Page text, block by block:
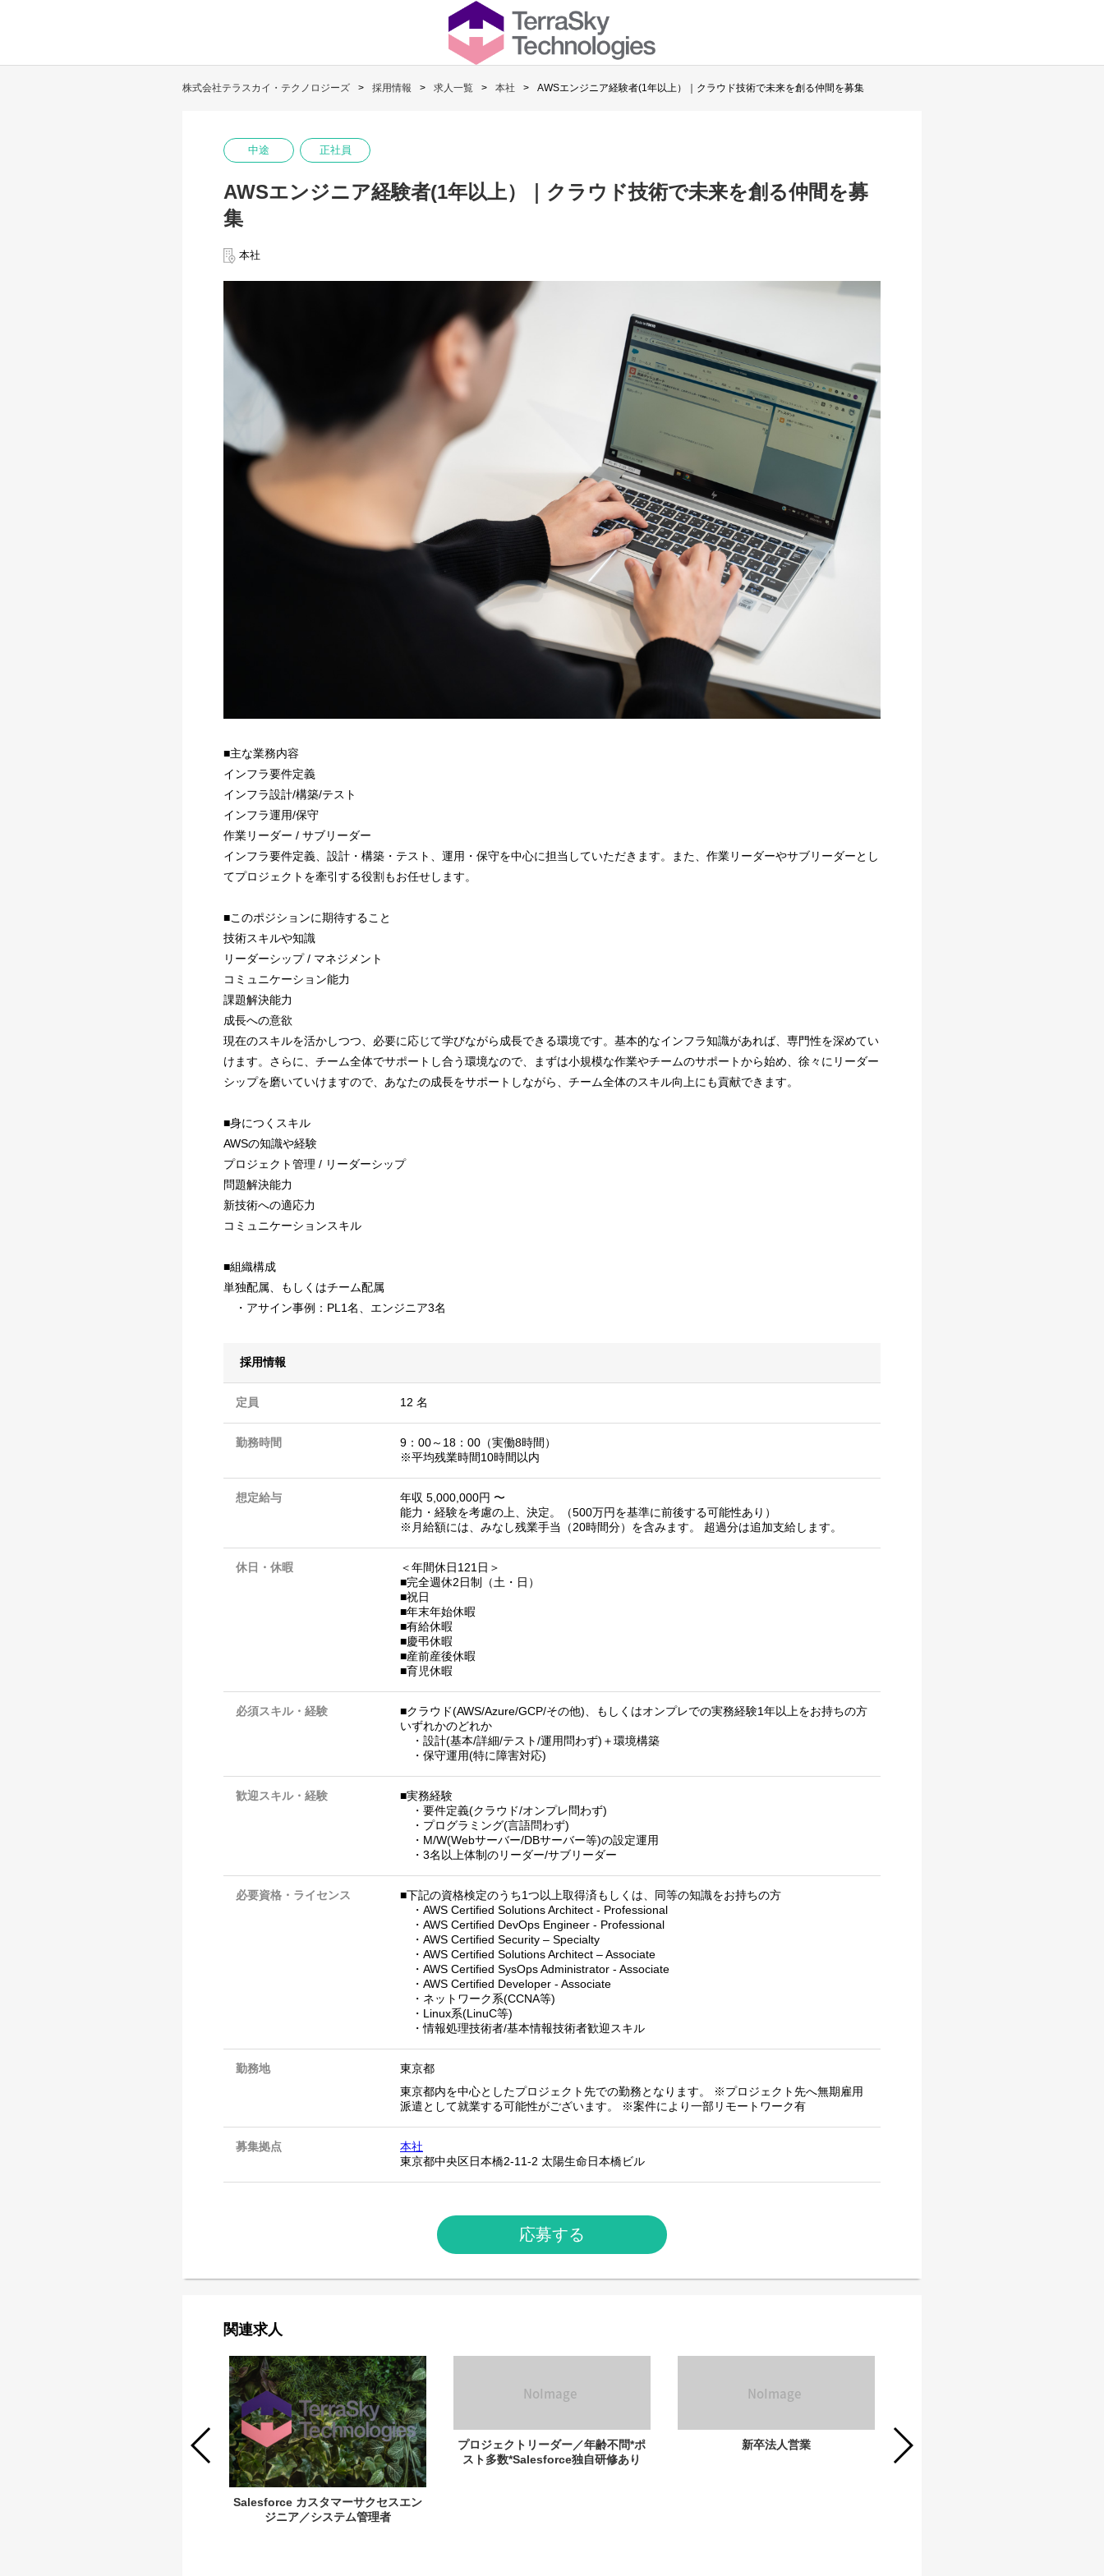
株式会社テラスカイ・テクノロジーズ 採用情報 求人一覧 本社 AWSエンジニア経験者(1年以上）｜クラウド技術で未来を創る仲間を募集
中途 正社員
AWSエンジニア経験者(1年以上）｜クラウド技術で未来を創る仲間を募
集
本社
■主な業務内容
インフラ要件定義
インフラ設計/構築/テスト
インフラ運用/保守
作業リーダー / サブリーダー
インフラ要件定義、設計・構築・テスト、運用・保守を中心に担当していただきます。また、作業リーダーやサブリーダーとし
てプロジェクトを牽引する役割もお任せします。
■このポジションに期待すること
技術スキルや知識
リーダーシップ / マネジメント
コミュニケーション能力
課題解決能力
成長への意欲
現在のスキルを活かしつつ、必要に応じて学びながら成長できる環境です。基本的なインフラ知識があれば、専門性を深めてい
けます。さらに、チーム全体でサポートし合う環境なので、まずは小規模な作業やチームのサポートから始め、徐々にリーダー
シップを磨いていけますので、あなたの成長をサポートしながら、チーム全体のスキル向上にも貢献できます。
■身につくスキル
AWSの知識や経験
プロジェクト管理 / リーダーシップ
問題解決能力
新技術への適応力
コミュニケーションスキル
■組織構成
単独配属、もしくはチーム配属
・アサイン事例：PL1名、エンジニア3名
採用情報
定員 12 名
勤務時間
9：00～18：00（実働8時間）
※平均残業時間10時間以内
想定給与
年収 5,000,000円 〜
能力・経験を考慮の上、決定。（500万円を基準に前後する可能性あり）
※月給額には、みなし残業手当（20時間分）を含みます。 超過分は追加支給します。
休日・休暇
＜年間休日121日＞
■完全週休2日制（土・日）
■祝日
■年末年始休暇
■有給休暇
■慶弔休暇
■産前産後休暇
■育児休暇
必須スキル・経験
■クラウド(AWS/Azure/GCP/その他)、もしくはオンプレでの実務経験1年以上をお持ちの方
いずれかのどれか
・設計(基本/詳細/テスト/運用問わず)＋環境構築
・保守運用(特に障害対応)
歓迎スキル・経験
■実務経験
・要件定義(クラウド/オンプレ問わず)
・プログラミング(言語問わず)
・M/W(Webサーバー/DBサーバー等)の設定運用
・3名以上体制のリーダー/サブリーダー
必要資格・ライセンス
■下記の資格検定のうち1つ以上取得済もしくは、同等の知識をお持ちの方
・AWS Certified Solutions Architect - Professional
・AWS Certified DevOps Engineer - Professional
・AWS Certified Security – Specialty
・AWS Certified Solutions Architect – Associate
・AWS Certified SysOps Administrator - Associate
・AWS Certified Developer - Associate
・ネットワーク系(CCNA等)
・Linux系(LinuC等)
・情報処理技術者/基本情報技術者歓迎スキル
勤務地
東京都
東京都内を中心としたプロジェクト先での勤務となります。 ※プロジェクト先へ無期雇用
派遣として就業する可能性がございます。 ※案件により一部リモートワーク有
募集拠点
本社
東京都中央区日本橋2-11-2 太陽生命日本橋ビル
応募する
関連求人
Salesforce カスタマーサクセスエン
ジニア／システム管理者
プロジェクトリーダー／年齢不問*ポ
スト多数*Salesforce独自研修あり
新卒法人営業
DX人材のソリューション営業◎東証
プライム市場上場グループ！営業メン